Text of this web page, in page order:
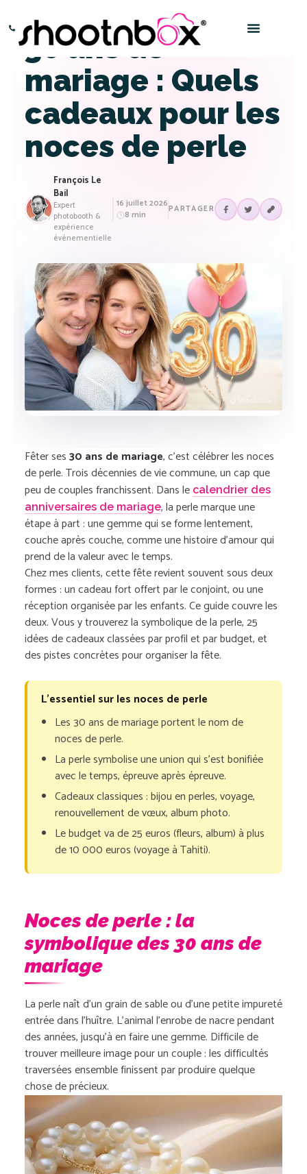
30 ans de
mariage : Quels
cadeaux pour les
noces de perle
François Le
Bail
Expert
photobooth &
expérience
événementielle
16 juillet 2026
8 min
PARTAGER
© Shootnbox
Fêter ses30 ans de mariage, c’est célébrer les noces
de perle. Trois décennies de vie commune, un cap que
peu de couples franchissent. Dans le calendrier des
anniversaires de mariage, la perle marque une
étape à part : une gemme qui se forme lentement,
couche après couche, comme une histoire d’amour qui
prend de la valeur avec le temps.
Chez mes clients, cette fête revient souvent sous deux
formes : un cadeau fort offert par le conjoint, ou une
réception organisée par les enfants. Ce guide couvre les
deux. Vous y trouverez la symbolique de la perle, 25
idées de cadeaux classées par profil et par budget, et
des pistes concrètes pour organiser la fête.
L’essentiel sur les noces de perle
Les 30 ans de mariage portent le nom de
noces de perle.
La perle symbolise une union qui s’est bonifiée
avec le temps, épreuve après épreuve.
Cadeaux classiques : bijou en perles, voyage,
renouvellement de vœux, album photo.
Le budget va de 25 euros (fleurs, album) à plus
de 10 000 euros (voyage à Tahiti).
Noces de perle : la
symbolique des 30 ans de
mariage
La perle naît d’un grain de sable ou d’une petite impureté
entrée dans l’huître. L’animal l’enrobe de nacre pendant
des années, jusqu’à en faire une gemme. Difficile de
trouver meilleure image pour un couple : les difficultés
traversées ensemble finissent par produire quelque
chose de précieux.